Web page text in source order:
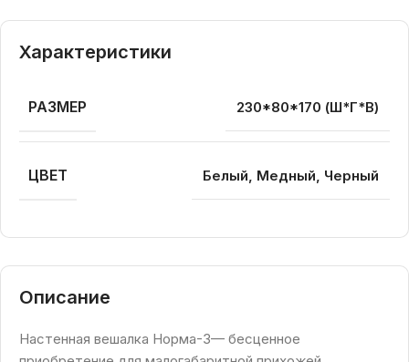
Описание
Настенная вешалка Норма-3— бесценное
Характеристики
РАЗМЕР 230*80*170 (Ш*Г*В)
ЦВЕТ Белый, Медный, Черный